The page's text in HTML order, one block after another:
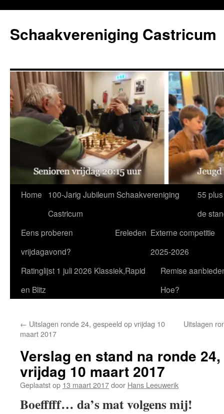
de
inhoud
Schaakvereniging Castricum
Home
100-Jarig Jubileum Schaakvereniging
Castricum
55
de
Eens proberen
vrijdagavond?
Ereleden Externe competitie
2025-2026
Ratinglijst 1 juli 2026 Klassiek,Rapid
en Blitz
Remise
Hoe?
← Uitslagen ronde 24, gespeeld op vrijdag 10
maart 2017
Uitslagen
Verslag en stand na ronde
vrijdag 10 maart 2017
Geplaatst op 13 maart 2017door Hans Leeuwerik
Boefffff… da’s mat volgens mij!